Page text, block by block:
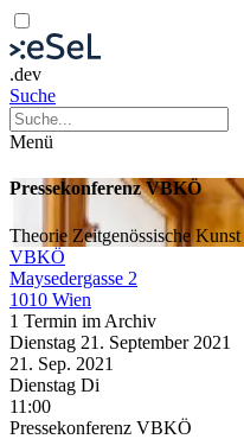
.dev
Suche
Menü
Pressekonferenz VBKÖ
Theorie Zeitgenössische Kunst
VBKÖ
Maysedergasse 2
1010 Wien
1 Termin im Archiv
Dienstag 21. September 2021
21. Sep. 2021
Dienstag Di
11:00
Pressekonferenz VBKÖ